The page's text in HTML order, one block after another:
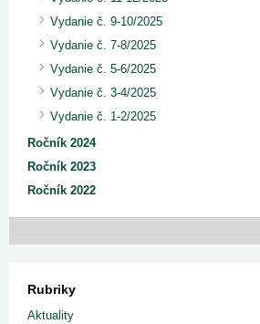
Vydanie č. 9-10/2025
Vydanie č. 7-8/2025
Vydanie č. 5-6/2025
Vydanie č. 3-4/2025
Vydanie č. 1-2/2025
Ročník 2024
Ročník 2023
Ročník 2022
Rubriky
Aktuality